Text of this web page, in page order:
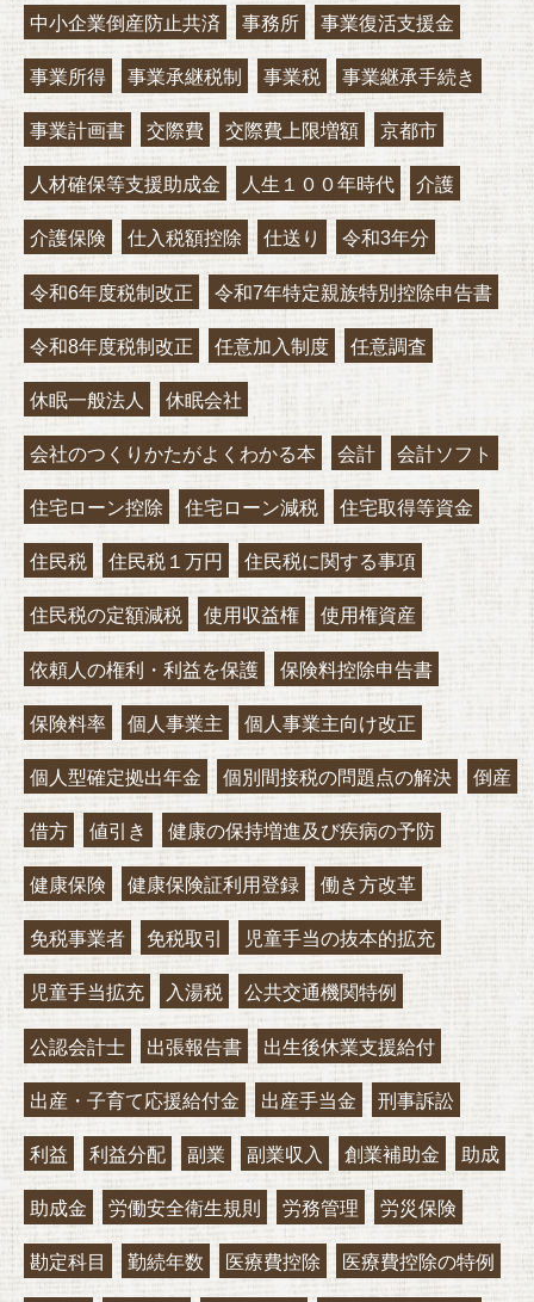
中小企業倒産防止共済 事務所 事業復活支援金
事業所得 事業承継税制 事業税 事業継承手続き
事業計画書 交際費 交際費上限増額 京都市
人材確保等支援助成金 人生１００年時代 介護
介護保険 仕入税額控除 仕送り 令和3年分
令和6年度税制改正 令和7年特定親族特別控除申告書
令和8年度税制改正 任意加入制度 任意調査
休眠一般法人 休眠会社
会社のつくりかたがよくわかる本 会計 会計ソフト
住宅ローン控除 住宅ローン減税 住宅取得等資金
住民税 住民税１万円 住民税に関する事項
住民税の定額減税 使用収益権 使用権資産
依頼人の権利・利益を保護 保険料控除申告書
保険料率 個人事業主 個人事業主向け改正
個人型確定拠出年金 個別間接税の問題点の解決 倒産
借方 値引き 健康の保持増進及び疾病の予防
健康保険 健康保険証利用登録 働き方改革
免税事業者 免税取引 児童手当の抜本的拡充
児童手当拡充 入湯税 公共交通機関特例
公認会計士 出張報告書 出生後休業支援給付
出産・子育て応援給付金 出産手当金 刑事訴訟
利益 利益分配 副業 副業収入 創業補助金 助成
助成金 労働安全衛生規則 労務管理 労災保険
勘定科目 勤続年数 医療費控除 医療費控除の特例